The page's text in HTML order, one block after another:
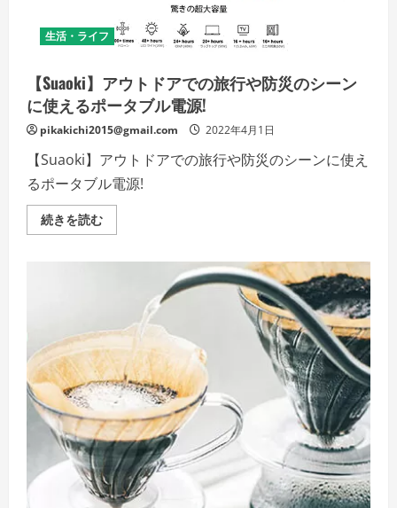
デ
メ
ト
は
ど
う
な
の？
【徹
底
解
説】
を
覧
生活・ライフ
【Suaoki】アウトドアでの旅行や防災のシーン
に使えるポータブル電源!
pikakichi2015@gmail.com 2022年4月1日
【Suaoki】アウトドアでの旅行や防災のシーンに使え
るポータブル電源!
続きを読む【Suaoki】
ア
行
防
災
の
シ
ー
ン
に
使
え
る
ポ
ー
タ